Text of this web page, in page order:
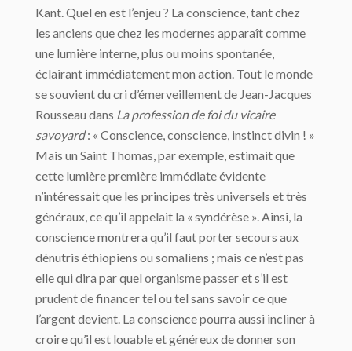
Kant. Quel en est l’enjeu ? La conscience, tant chez
les anciens que chez les modernes apparaît comme
une lumière interne, plus ou moins spontanée,
éclairant immédiatement mon action. Tout le monde
se souvient du cri d’émerveillement de Jean-Jacques
Rousseau dans La profession de foi du vicaire
savoyard: « Conscience, conscience, instinct divin ! »
Mais un Saint Thomas, par exemple, estimait que
cette lumière première immédiate évidente
n’intéressait que les principes très universels et très
généraux, ce qu’il appelait la « syndérèse ». Ainsi, la
conscience montrera qu’il faut porter secours aux
dénutris éthiopiens ou somaliens ; mais ce n’est pas
elle qui dira par quel organisme passer et s’il est
prudent de financer tel ou tel sans savoir ce que
l’argent devient. La conscience pourra aussi incliner à
croire qu’il est louable et généreux de donner son